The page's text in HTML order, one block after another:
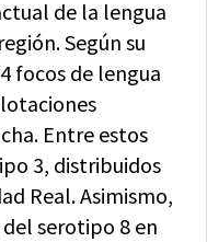
de la lengua
Según su
focos de lengua
Entre estos
3, distribuidos
Real. Asimismo,
serotipo 8 en